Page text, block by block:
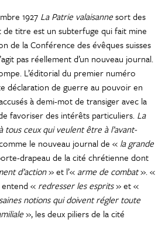
1927 La Patrie valaisannesort des
de titre est un subterfuge qui fait mine
de la Conférence des évêques suisses
pas réellement d’un nouveau journal.
L’éditorial du premier numéro
déclaration de guerre au pouvoir en
à demi-mot de transiger avec la
favoriser des intérêts particuliers. La
tous ceux qui veulent être à l’avant-
le nouveau journal de « la grande
drapeau de la cité chrétienne dont
d’action» et l’« arme de combat». «
« redresser les esprits» et «
notions qui doivent régler toute
», les deux piliers de la cité